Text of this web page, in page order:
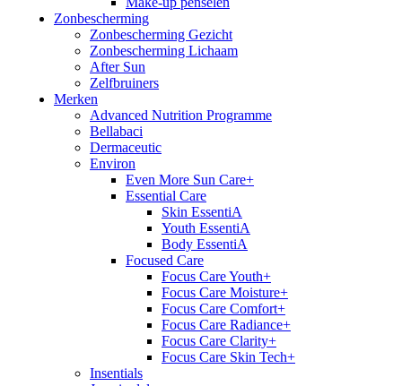
Zonbescherming
Zonbescherming Gezicht
Zonbescherming Lichaam
After Sun
Zelfbruiners
Merken
Advanced Nutrition Programme
Bellabaci
Dermaceutic
Environ
Even More Sun Care+
Essential Care
Skin EssentiA
Youth EssentiA
Body EssentiA
Focused Care
Focus Care Youth+
Focus Care Moisture+
Focus Care Comfort+
Focus Care Radiance+
Focus Care Clarity+
Focus Care Skin Tech+
Insentials